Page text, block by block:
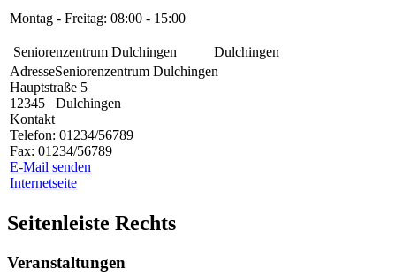
Montag - Freitag: 08:00 - 15:00
Seniorenzentrum Dulchingen
Dulchingen
AdresseSeniorenzentrum Dulchingen
Hauptstraße 5
12345
Dulchingen
Kontakt
Telefon: 01234/56789
Fax: 01234/56789
E-Mail senden
Internetseite
Seitenleiste Rechts
Veranstaltungen